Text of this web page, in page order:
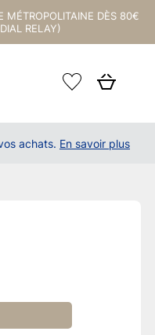
MÉTROPOLITAINE DÈS 80€
RELAY)
achats. En savoir plus